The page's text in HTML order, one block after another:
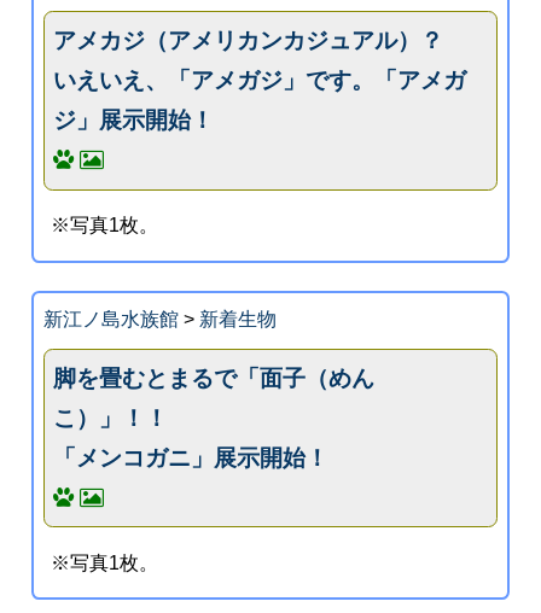
アメカジ（アメリカンカジュアル）？
いえいえ、「アメガジ」です。「アメガ
ジ」展示開始！
※写真1枚。
新江ノ島水族館> 新着生物
脚を畳むとまるで「面子（めん
こ）」！！
「メンコガニ」展示開始！
※写真1枚。